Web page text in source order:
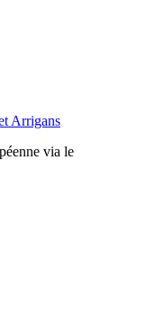
via le